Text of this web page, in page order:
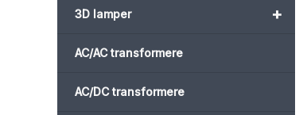
+
3D lamper
AC/AC transformere
AC/DC transformere